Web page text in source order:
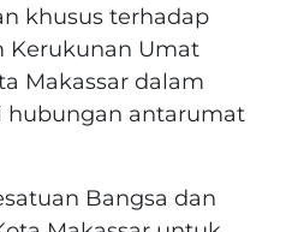
khusus terhadap
Kerukunan Umat
Makassar dalam
hubungan antarumat
Bangsa dan